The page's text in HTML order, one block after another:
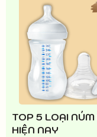
TOP 5 LOẠI NÚM
HIỆN NAY